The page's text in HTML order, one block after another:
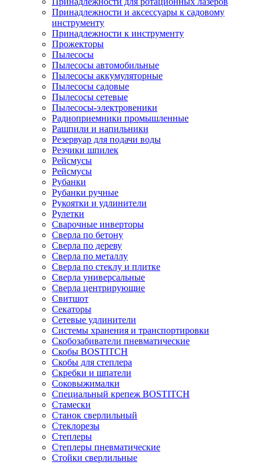
Принадлежности и аксессуары к садовому
инструменту
Принадлежности к инструменту
Прожекторы
Пылесосы
Пылесосы автомобильные
Пылесосы аккумуляторные
Пылесосы садовые
Пылесосы сетевые
Пылесосы-электровеники
Радиоприемники промышленные
Рашпили и напильники
Резервуар для подачи воды
Резчики шпилек
Рейсмусы
Рейсмусы
Рубанки
Рубанки ручные
Рукоятки и удлинители
Рулетки
Сварочные инверторы
Сверла по бетону
Сверла по дереву
Сверла по металлу
Сверла по стеклу и плитке
Сверла универсальные
Сверла центрирующие
Свитшот
Секаторы
Сетевые удлинители
Системы хранения и транспортировки
Скобозабиватели пневматические
Скобы BOSTITCH
Скобы для степлера
Скребки и шпатели
Соковыжималки
Специальный крепеж BOSTITCH
Стамески
Станок сверлильный
Стеклорезы
Степлеры
Степлеры пневматические
Стойки сверлильные